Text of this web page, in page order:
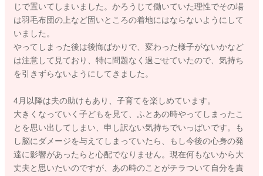
じで置いてしまいました。かろうじて働いていた理性でその場
は羽毛布団の上など固いところの着地にはならないようにして
いました。
やってしまった後は後悔ばかりで、変わった様子がないかなど
は注意して見ており、特に問題なく過ごせていたので、気持ち
を引きずらないようにしてきました。
4月以降は夫の助けもあり、子育てを楽しめています。
大きくなっていく子どもを見て、ふとあの時やってしまったこ
とを思い出してしまい、申し訳ない気持ちでいっぱいです。も
し脳にダメージを与えてしまっていたら、もし今後の心身の発
達に影響があったらと心配でなりません。現在何もないから大
丈夫と思いたいのですが、あの時のことがチラついて自分を責